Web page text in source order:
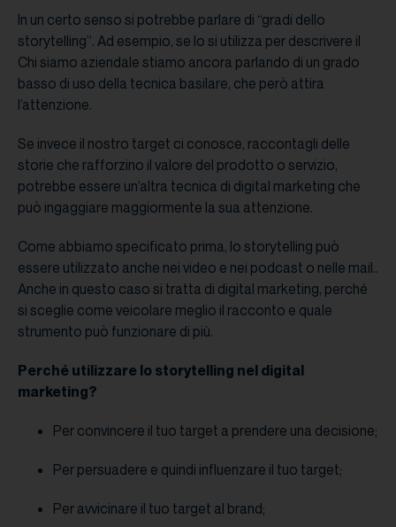
In un certo senso si potrebbe parlare di “gradi dello
storytelling”. Ad esempio, se lo si utilizza per descrivere il
Chi siamo aziendale stiamo ancora parlando di un grado
basso di uso della tecnica basilare, che però attira
l’attenzione.
Se invece il nostro target ci conosce, raccontagli delle
storie che rafforzino il valore del prodotto o servizio,
potrebbe essere un’altra tecnica di digital marketing che
può ingaggiare maggiormente la sua attenzione.
Come abbiamo specificato prima, lo storytelling può
essere utilizzato anche nei video e nei podcast o nelle mail..
Anche in questo caso si tratta di digital marketing, perché
si sceglie come veicolare meglio il racconto e quale
strumento può funzionare di più.
Perché utilizzare lo storytelling nel digital
marketing?
Per convincere il tuo target a prendere una decisione;
Per persuadere e quindi influenzare il tuo target;
Per avvicinare il tuo target al brand;